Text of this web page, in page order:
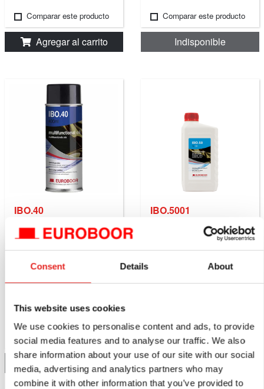
Consent Details About
This website uses cookies
We use cookies to personalise content and ads, to provide
social media features and to analyse our traffic. We also
share information about your use of our site with our social
media, advertising and analytics partners who may
combine it with other information that you’ve provided to
Comparar este producto
Agregar al carrito
Comparar este producto
Indisponible
IBO.40
Aerosol de aceite
multifuncional, 400 ml.
Disponible
directamente
€7,28
excl. IVA
€8,81 incl. IVA
Comparar este producto
Agregar al carrito
IBO.5001
Aceite de corte, 1000
directamente
Comparar este producto
Agregar al carrito